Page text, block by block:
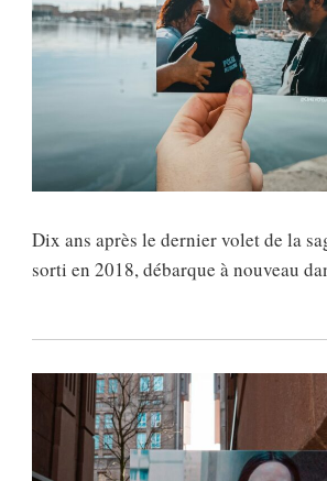
Dix ans après le dernier volet de la
sorti en 2018, débarque à nouveau